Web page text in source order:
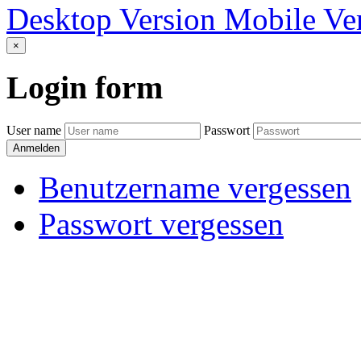
Desktop Version Mobile
×
Login form
User name Passwort
Anmelden
Benutzername vergessen
Passwort vergessen